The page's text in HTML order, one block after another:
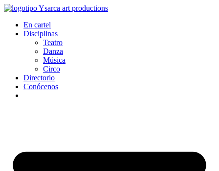
Ir
contenidoEn cartel
Disciplinas
Teatro
Danza
Música
Circo
Directorio
Conócenos